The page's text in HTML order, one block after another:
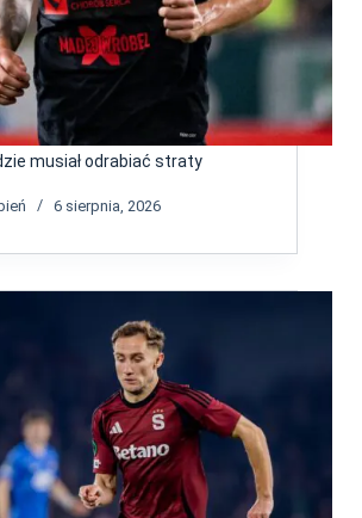
musiał odrabiać straty
6 sierpnia, 2026